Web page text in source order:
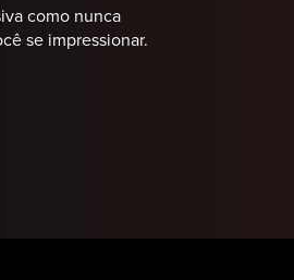
como nunca
se impressionar.